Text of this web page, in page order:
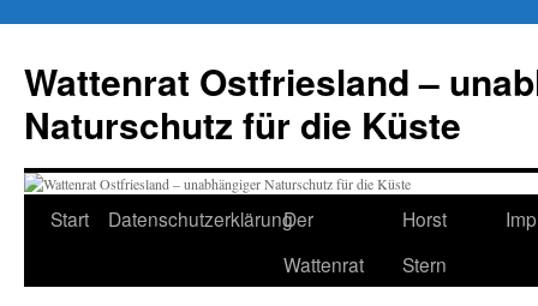
springen
Wattenrat Ostfriesland –
Naturschutz für die Küste
Start DatenschutzerklärungDer
Wattenrat
Horst
Stern